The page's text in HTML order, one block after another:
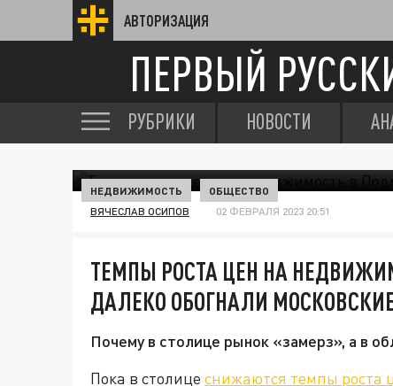
АВТОРИЗАЦИЯ
ПЕРВЫЙ
РУБРИКИ НОВОСТИ
НЕДВИЖИМОСТЬ ОБЩЕСТВО
ВЯЧЕСЛАВ ОСИПОВ 02 ФЕВРАЛЯ 2023 20:51
ТЕМПЫ РОСТА ЦЕН НА
ДАЛЕКО ОБОГНАЛИ
Почему в столице рынок «замерз», а в
Пока в столице снижаются темпы роста